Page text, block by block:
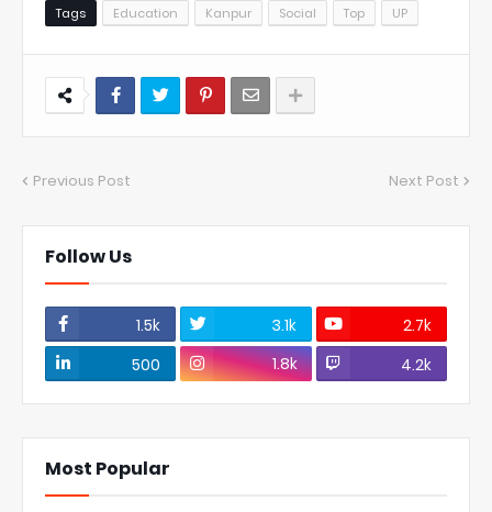
Tags Education Kanpur Social Top UP
Previous Post Next Post
Follow Us
1.5k 3.1k
2.7k
500
1.8k 4.2k
Most Popular